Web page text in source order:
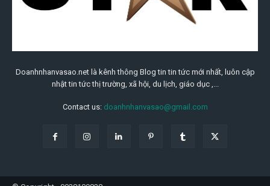
Doanhnhanvasao.net là kênh thông Blog tin tin tức mới nhất, luôn cập
nhật tin tức thị trường, xã hội, du lịch, giáo dục ,...
Contact us: doanhnhanvasao@gmail.com